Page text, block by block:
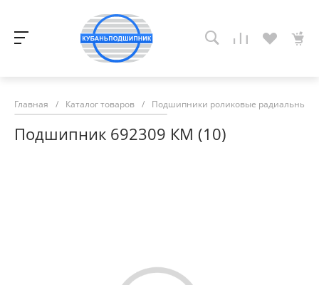
Главная / Каталог товаров / Подшипники роликовые радиальные
Подшипник 692309 КМ (10)